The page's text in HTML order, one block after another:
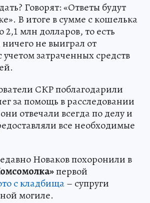
Говорят: «Ответы будут
В итоге в сумме с кошелька
2,1 млн долларов, то есть
ничего не выиграл от
учетом затраченных средств
СКР поблагодарили
за помощь в расследовании
отвечали всегда по делу и
все необходимые
Новаков похоронили в
первой
с кладбища– супруги
могиле.